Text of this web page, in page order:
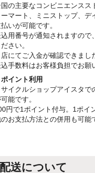
の主要なコンビニエンス
マート、ミニストップ、
いが可能です。
用番号が通知されますの
さい。
にてご入金が確認できまし
手数料はお客様負担でお願
イント利用
イクルショップアイスタ
能です。
円で1ポイント付与。1ポイ
お支払方法との併用も可能
配送について